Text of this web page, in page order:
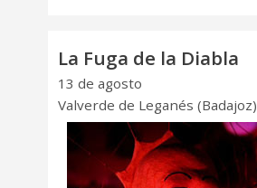
La Fuga de la Diabla
13 de agosto
Valverde de Leganés (Badajoz)